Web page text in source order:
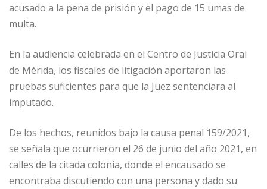
acusado a la pena de prisión y el pago de 15 umas de
multa.
En la audiencia celebrada en el Centro de Justicia Oral
de Mérida, los fiscales de litigación aportaron las
pruebas suficientes para que la Juez sentenciara al
imputado.
De los hechos, reunidos bajo la causa penal 159/2021,
se señala que ocurrieron el 26 de junio del año 2021, en
calles de la citada colonia, donde el encausado se
encontraba discutiendo con una persona y dado su